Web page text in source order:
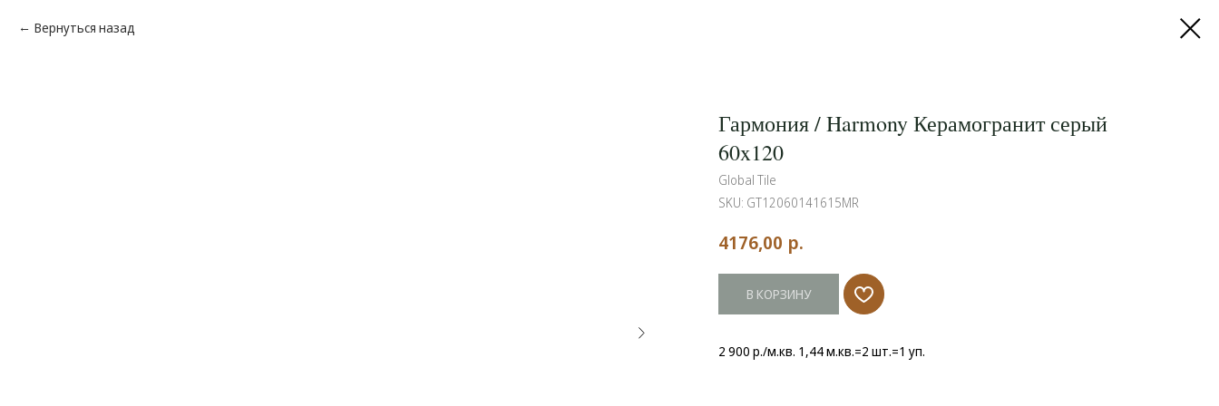
Вернуться назад
Гармония / Harmony Керамогранит серый
60x120
Global Tile
SKU: GT12060141615MR
4176,00 р.
В КОРЗИНУ
2 900 р./м.кв. 1,44 м.кв.=2 шт.=1 уп.